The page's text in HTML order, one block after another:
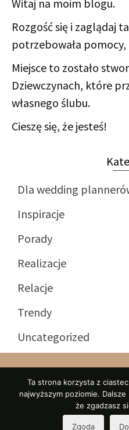
Witaj na moim blogu.
Rozgość się i zaglądaj
potrzebowała
Miejsce to zostało
Dziewczynach, które
własnego ślubu.
Cieszę się, że jesteś!
Dla wedding
Inspiracje
Porady
Realizacje
Relacje
Trendy
Uncategorized
ul. Drobiarska 8, Sulejówek 05-070
© 2026 Let`s marry!
Ta strona korzysta z
najwyższym poziomie.
że zgadzasz
Zgoda